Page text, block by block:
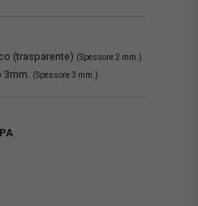
(trasparente) (Spessore 2 mm.)
(Spessore 3 mm.)